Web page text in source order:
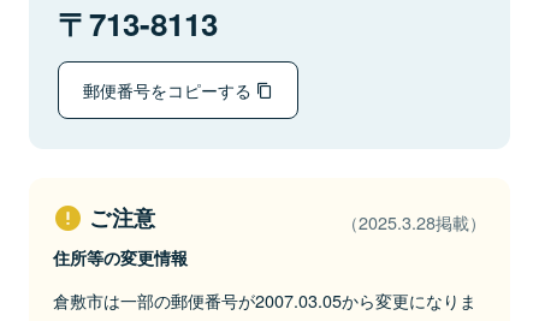
713-8113
郵便番号をコピーする
ご注意 （2025.3.28掲載）
住所等の変更情報
倉敷市は一部の郵便番号が2007.03.05から変更になりま